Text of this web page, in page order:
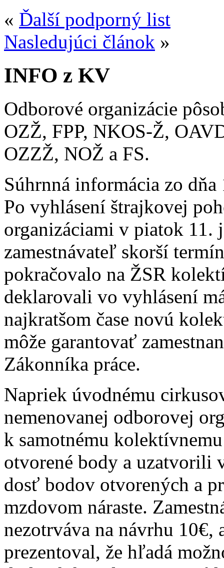
« Ďalší podporný list
Nasledujúci článok »
INFO z KV
Odborové organizácie
OZŽ, FPP, NKOS-Ž,
OZZŽ, NOŽ a FS.
Súhrnná informácia zo dňa
Po vyhlásení štrajkovej
organizáciami v piatok 11.
zamestnávateľ skorší
pokračovalo na ŽSR
deklarovali vo vyhlásení
najkratšom čase novú
môže garantovať
Zákonníka práce.
Napriek úvodnému
nemenovanej odborovej
k samotnému
otvorené body a uzatvorili
dosť bodov otvorených a
mzdovom náraste.
nezotrváva na návrhu
prezentoval, že hľadá